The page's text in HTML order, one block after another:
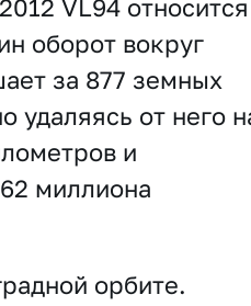
VL94
оборот вокруг
за 877 земных
удаляясь от него
и
миллиона
орбите.